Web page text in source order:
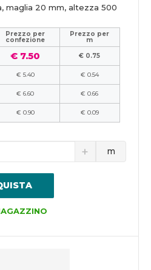
maglia 20 mm, altezza 500
Prezzo per
confezione
Prezzo per
m
€ 7.50
€ 0.75
€ 5.40
€ 0.54
€ 6.60
€ 0.66
€ 0.90 € 0.09
m